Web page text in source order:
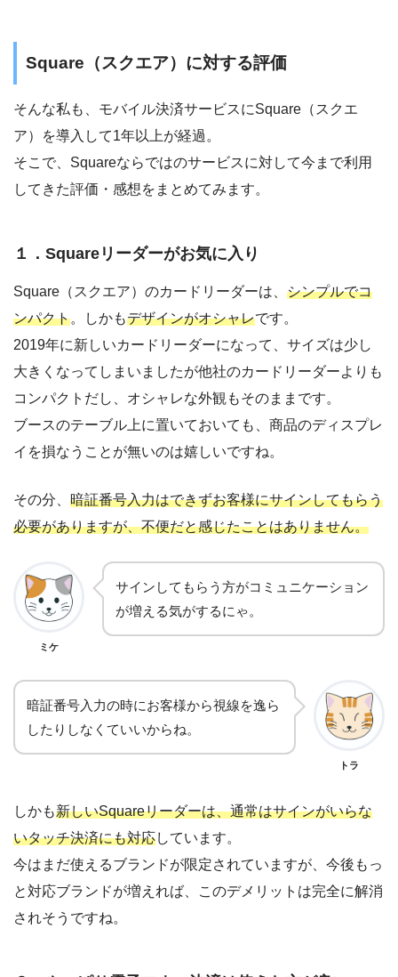
Square（スクエア）に対する評価
そんな私も、モバイル決済サービスにSquare（スクエ
ア）を導入して1年以上が経過。
そこで、Squareならではのサービスに対して今まで利用
してきた評価・感想をまとめてみます。
１．Squareリーダーがお気に入り
Square（スクエア）のカードリーダーは、 シンプルでコ
ンパクト。しかもデザインがオシャレです。
2019年に新しいカードリーダーになって、サイズは少し
大きくなってしまいましたが他社のカードリーダーよりも
コンパクトだし、オシャレな外観もそのままです。
ブースのテーブル上に置いておいても、商品のディスプレ
イを損なうことが無いのは嬉しいですね。
その分、 暗証番号入力はできずお客様にサインしてもらう
必要がありますが、不便だと感じたことはありません。
ミケ
サインしてもらう方がコミュニケーション
が増える気がするにゃ。
暗証番号入力の時にお客様から視線を逸ら
したりしなくていいからね。
トラ
しかも新しいSquareリーダーは、通常はサインがいらな
いタッチ決済にも対応しています。
今はまだ使えるブランドが限定されていますが、今後もっ
と対応ブランドが増えれば、このデメリットは完全に解消
されそうですね。